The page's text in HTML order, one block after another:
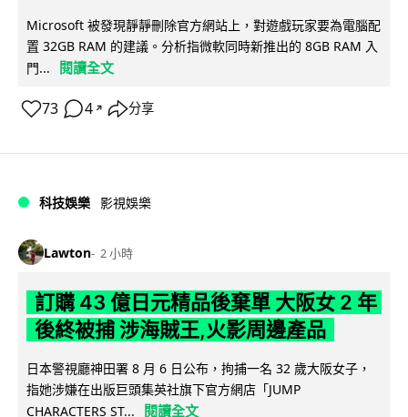
Microsoft 被發現靜靜刪除官方網站上，對遊戲玩家要為電腦配
置 32GB RAM 的建議。分析指微軟同時新推出的 8GB RAM 入
門...
閱讀全文
73 4 ↗ 分享
科技娛樂 影視娛樂
Lawton 2 小時
訂購 43 億日元精品後棄單 大阪女 2 年
後終被捕 涉海賊王,火影周邊產品
日本警視廳神田署 8 月 6 日公布，拘捕一名 32 歲大阪女子，
指她涉嫌在出版巨頭集英社旗下官方網店「JUMP
CHARACTERS ST...
閱讀全文